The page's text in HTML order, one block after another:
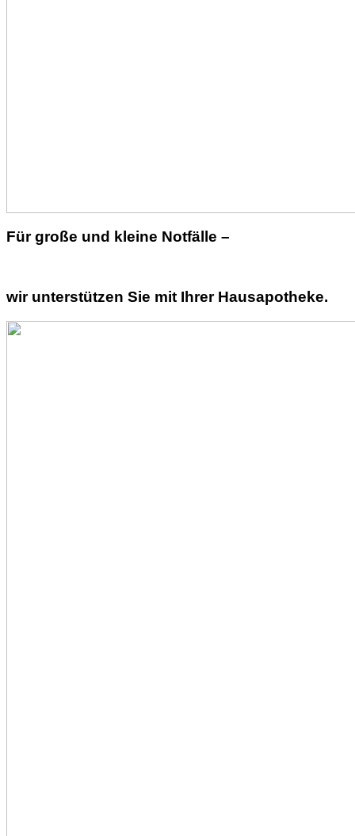
Für große und kleine Notfälle –
wir unterstützen Sie mit Ihrer Hausapotheke.